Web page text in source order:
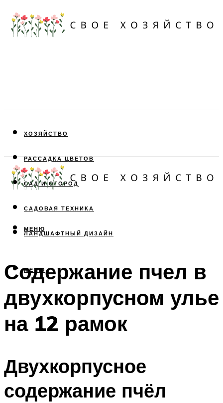
ХОЗЯЙСТВО
РАССАДКА ЦВЕТОВ
САД И ОГОРОД
САДОВАЯ ТЕХНИКА
ЛАНДШАФТНЫЙ ДИЗАЙН
МЕНЮ
МЕНЮ
Содержание пчел в
двухкорпусном улье
на 12 рамок
Двухкорпусное
содержание пчёл